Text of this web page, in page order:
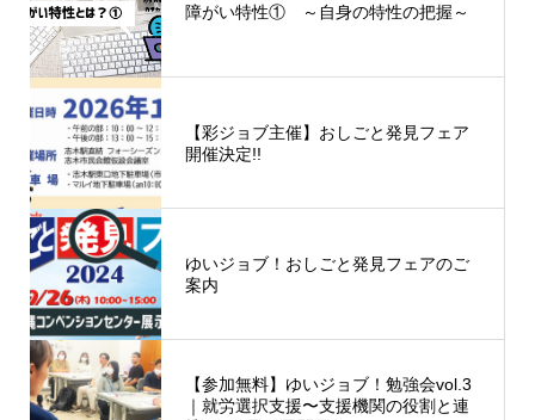
障がい特性① ～自身の特性の把握～
【彩ジョブ主催】おしごと発見フェア
開催決定!!
ゆいジョブ！おしごと発見フェアのご
案内
【参加無料】ゆいジョブ！勉強会vol.3
｜就労選択支援〜支援機関の役割と連